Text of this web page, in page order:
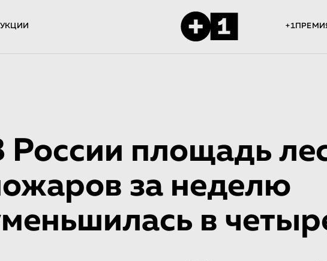
России площадь
за неделю
в